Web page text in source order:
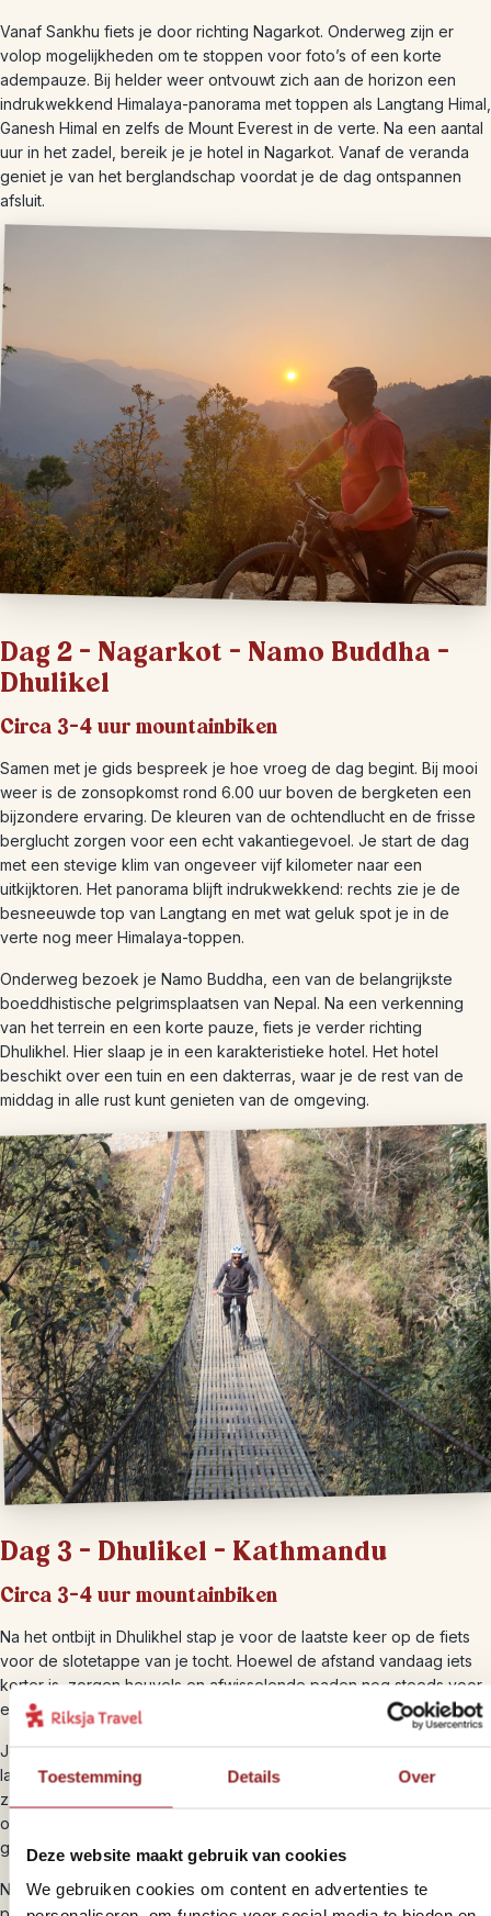
Toestemming Details Over
Deze website maakt gebruik van cookies
We gebruiken cookies om content en advertenties te
Vanaf Sankhu fiets je door richting Nagarkot. Onderweg zijn er
volop mogelijkheden om te stoppen voor foto’s of een korte
adempauze. Bij helder weer ontvouwt zich aan de horizon een
indrukwekkend Himalaya-panorama met toppen als Langtang Himal,
Ganesh Himal en zelfs de Mount Everest in de verte. Na een aantal
uur in het zadel, bereik je je hotel in Nagarkot. Vanaf de veranda
geniet je van het berglandschap voordat je de dag ontspannen
afsluit.
Dag 2 – Nagarkot – Namo Buddha –
Dhulikel
Circa 3-4 uur mountainbiken
Samen met je gids bespreek je hoe vroeg de dag begint. Bij mooi
weer is de zonsopkomst rond 6.00 uur boven de bergketen een
bijzondere ervaring. De kleuren van de ochtendlucht en de frisse
berglucht zorgen voor een echt vakantiegevoel. Je start de dag
met een stevige klim van ongeveer vijf kilometer naar een
uitkijktoren. Het panorama blijft indrukwekkend: rechts zie je de
besneeuwde top van Langtang en met wat geluk spot je in de
verte nog meer Himalaya-toppen.
Onderweg bezoek je Namo Buddha, een van de belangrijkste
boeddhistische pelgrimsplaatsen van Nepal. Na een verkenning
van het terrein en een korte pauze, fiets je verder richting
Dhulikhel. Hier slaap je in een karakteristieke hotel. Het hotel
beschikt over een tuin en een dakterras, waar je de rest van de
middag in alle rust kunt genieten van de omgeving.
Dag 3 – Dhulikel – Kathmandu
Circa 3-4 uur mountainbiken
Na het ontbijt in Dhulikhel stap je voor de laatste keer op de fiets
voor de slotetappe van je tocht. Hoewel de afstand vandaag iets
korter is, zorgen heuvels en afwisselende paden nog steeds voor
een actieve rit.
Je fietst door traditionele dorpen waar het dagelijks leven zich
langs de weg afspeelt. Boeren werken op de terrassen, kinderen
zwaaien nieuwsgierig en geiten, buffels of kippen steken soms
onverwacht het pad over. Via rustige landweggetjes nader je
geleidelijk weer de Kathmandu-vallei.
Na drie actieve dagen in het zadel kun je trots terugkijken op je